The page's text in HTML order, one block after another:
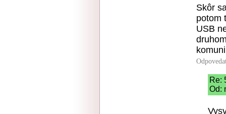
Skôr
potom
USB
Re:
Od: